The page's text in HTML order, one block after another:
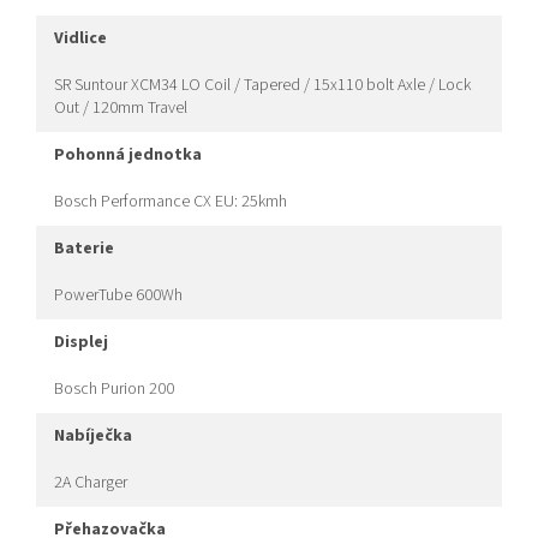
vidlice
SR Suntour XCM34 LO Coil / Tapered / 15x110 bolt Axle / Lock
Out / 120mm Travel
pohonná jednotka
Bosch Performance CX EU: 25kmh
baterie
PowerTube 600Wh
displej
Bosch Purion 200
nabíječka
2A Charger
přehazovačka